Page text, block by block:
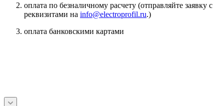
оплата по безналичному расчету (отправляйте заявку с
реквизитами на info@electroprofil.ru.)
оплата банковскими картами